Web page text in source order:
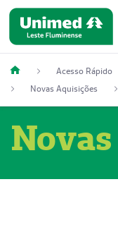
Acesso Rápido
Novas Aquisições